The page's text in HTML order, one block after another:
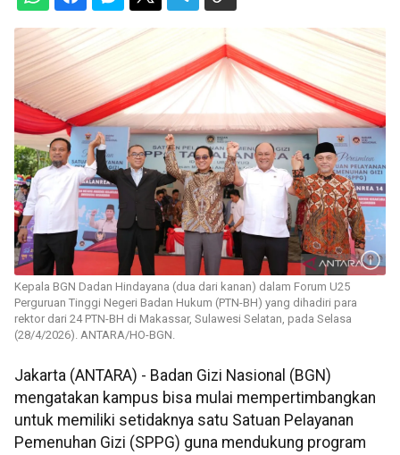
Kepala BGN Dadan Hindayana (dua dari kanan) dalam Forum U25
Perguruan Tinggi Negeri Badan Hukum (PTN-BH) yang dihadiri para
rektor dari 24 PTN-BH di Makassar, Sulawesi Selatan, pada Selasa
(28/4/2026). ANTARA/HO-BGN.
Jakarta (ANTARA) - Badan Gizi Nasional (BGN)
mengatakan kampus bisa mulai mempertimbangkan
untuk memiliki setidaknya satu Satuan Pelayanan
Pemenuhan Gizi (SPPG) guna mendukung program